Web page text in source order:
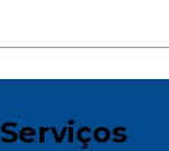
Serviços